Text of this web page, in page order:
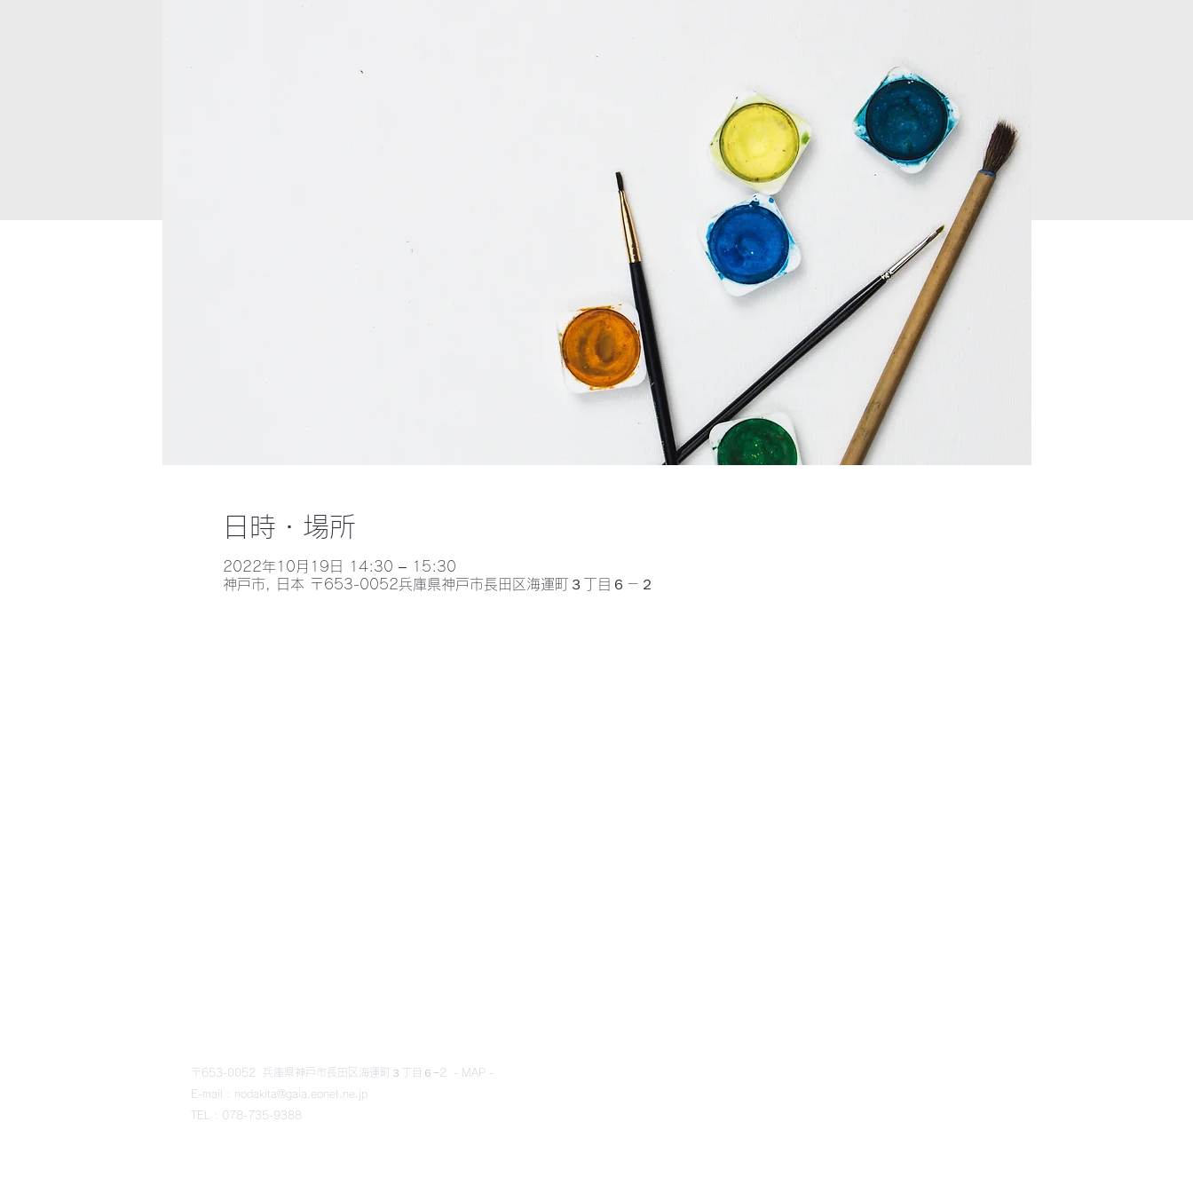
日時・場所
2022年10月19日 14:30 – 15:30
神戸市, 日本 〒653-0052兵庫県神戸市長田区海運町３丁目６－２
〒653-0052 兵庫県神戸市長田区海運町３丁目６−2 - MAP -
E-mail : nodakita@gaia.eonet.ne.jp
TEL : 078-735-9388